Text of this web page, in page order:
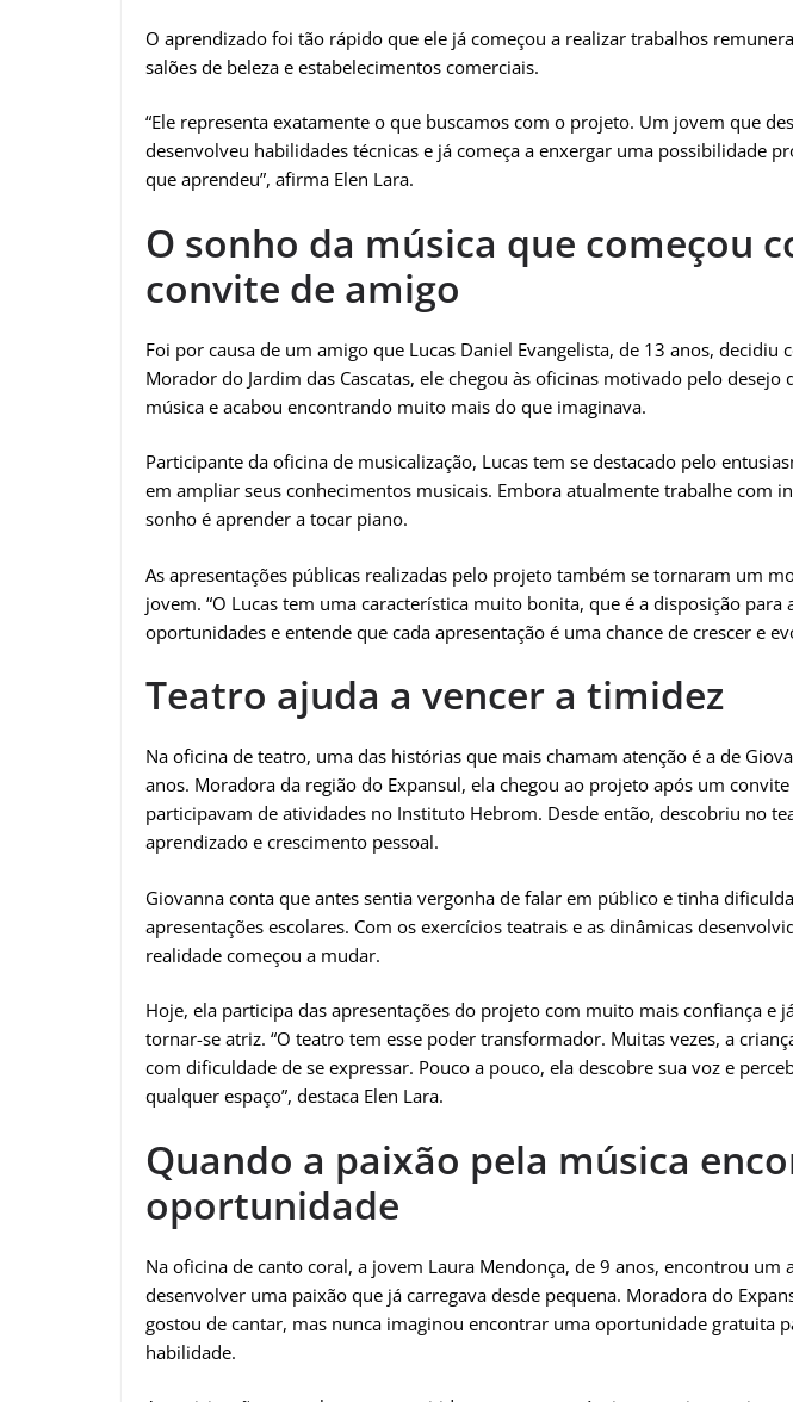
O aprendizado foi tão rápido que ele já começou a realizar trabalhos
salões de beleza e estabelecimentos comerciais.
“Ele representa exatamente o que buscamos com o projeto. Um jovem que
desenvolveu habilidades técnicas e já começa a enxergar uma possibilidade
que aprendeu”, afirma Elen Lara.
O sonho da música que começou
convite de amigo
Foi por causa de um amigo que Lucas Daniel Evangelista, de 13 anos, decidiu
Morador do Jardim das Cascatas, ele chegou às oficinas motivado pelo desejo
música e acabou encontrando muito mais do que imaginava.
Participante da oficina de musicalização, Lucas tem se destacado pelo
em ampliar seus conhecimentos musicais. Embora atualmente trabalhe com
sonho é aprender a tocar piano.
As apresentações públicas realizadas pelo projeto também se tornaram um
jovem. “O Lucas tem uma característica muito bonita, que é a disposição para
oportunidades e entende que cada apresentação é uma chance de crescer e
Teatro ajuda a vencer a timidez
Na oficina de teatro, uma das histórias que mais chamam atenção é a de
anos. Moradora da região do Expansul, ela chegou ao projeto após um
participavam de atividades no Instituto Hebrom. Desde então, descobriu no
aprendizado e crescimento pessoal.
Giovanna conta que antes sentia vergonha de falar em público e tinha
apresentações escolares. Com os exercícios teatrais e as dinâmicas
realidade começou a mudar.
Hoje, ela participa das apresentações do projeto com muito mais confiança e
tornar-se atriz. “O teatro tem esse poder transformador. Muitas vezes, a
com dificuldade de se expressar. Pouco a pouco, ela descobre sua voz e
qualquer espaço”, destaca Elen Lara.
Quando a paixão pela música
oportunidade
Na oficina de canto coral, a jovem Laura Mendonça, de 9 anos, encontrou um
desenvolver uma paixão que já carregava desde pequena. Moradora do
gostou de cantar, mas nunca imaginou encontrar uma oportunidade gratuita
habilidade.